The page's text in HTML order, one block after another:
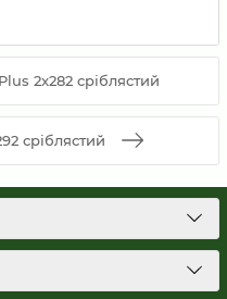
2x282 сріблястий
сріблястий